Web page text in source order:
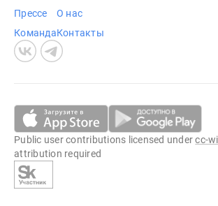
Прессе
Команда
О нас
Контакты
Public user contributions licensed undercc-
attribution required